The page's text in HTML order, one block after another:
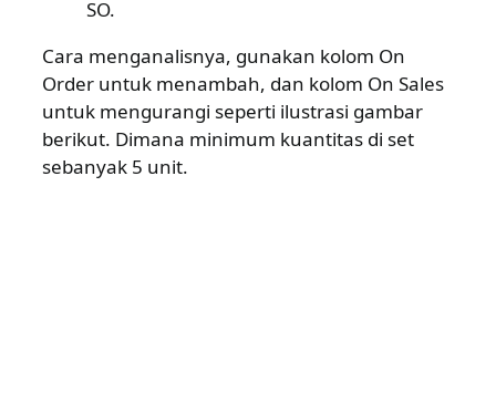
SO.
Cara menganalisnya, gunakan kolom On
Order untuk menambah, dan kolom On Sales
untuk mengurangi seperti ilustrasi gambar
berikut. Dimana minimum kuantitas di set
sebanyak 5 unit.